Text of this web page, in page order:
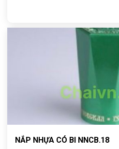
NẮP NHỰA CÓ BI NNCB.18